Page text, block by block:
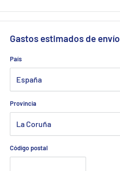
Gastos estimados de envío
País
Provincia
Código postal